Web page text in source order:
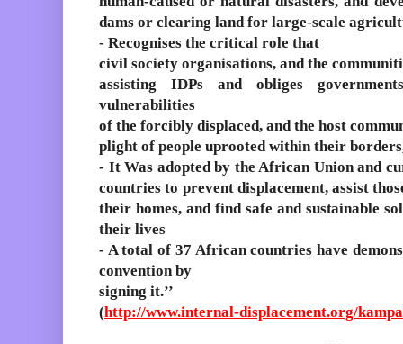
dams or clearing land for large-scale
- Recognises the critical role that
civil society organisations, and the
assisting IDPs and obliges
vulnerabilities
of the forcibly displaced, and the host
plight of people uprooted within their
- It Was adopted by the African Union and
countries to prevent displacement, assist
their homes, and find safe and sustainable
their lives
- A total of 37 African countries have
convention by
signing it.’’
(http://www.internal-displacement.org/